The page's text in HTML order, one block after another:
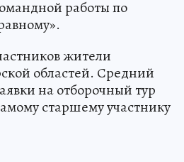
работы по
жители
областей. Средний
на отборочный тур
старшему участнику